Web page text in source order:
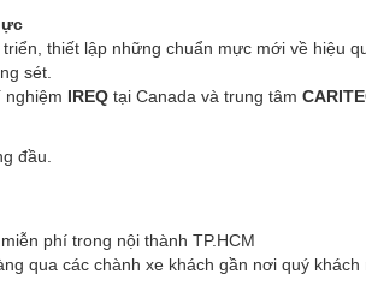
thiết lập những chuẩn mực mới về hiệu
sét.
nghiệm IREQ tại Canada và trung tâm
đầu.
phí trong nội thành TP.HCM
qua các chành xe khách gần nơi quý khách